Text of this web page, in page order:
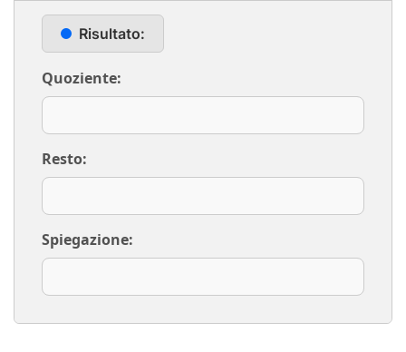
Risultato:
Quoziente:
Resto:
Spiegazione: